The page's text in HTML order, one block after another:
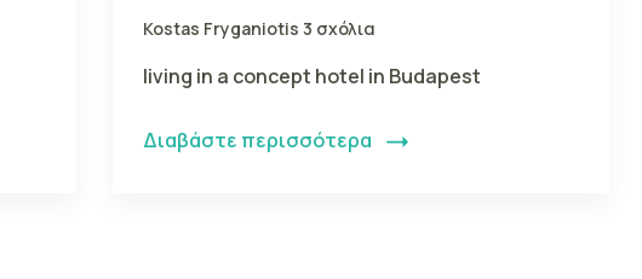
Kostas Fryganiotis 3 σχόλια
living in a concept hotel in Budapest
Διαβάστε περισσότερα